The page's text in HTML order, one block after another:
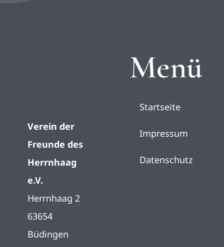
Verein der
Freunde des
Herrnhaag
e.V.
Herrnhaag 2
63654
Büdingen
Menü
Startseite
Impressum
Datenschutz